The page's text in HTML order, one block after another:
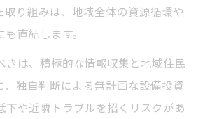
取り組みは、地域全体の資源循環や
直結します。
きは、積極的な情報収集と地域住民
、独自判断による無計画な設備投資
下や近隣トラブルを招くリスクがあ